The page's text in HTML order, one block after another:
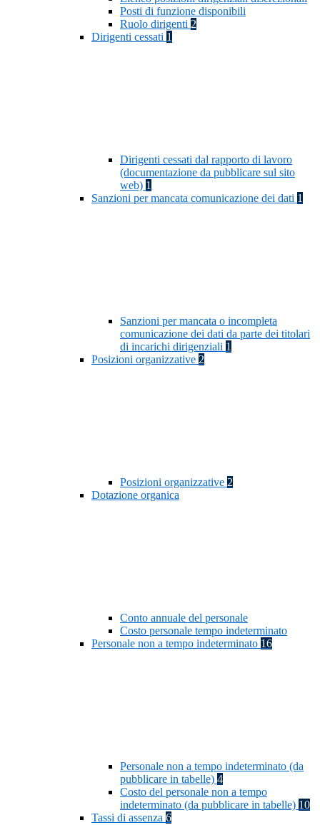
Posti di funzione disponibili
Ruolo dirigenti 2
Dirigenti cessati 1
Dirigenti cessati dal rapporto di lavoro
(documentazione da pubblicare sul sito
web) 1
Sanzioni per mancata comunicazione dei dati 1
Sanzioni per mancata o incompleta
comunicazione dei dati da parte dei titolari
di incarichi dirigenziali 1
Posizioni organizzative 2
Posizioni organizzative 2
Dotazione organica
Conto annuale del personale
Costo personale tempo indeterminato
Personale non a tempo indeterminato 16
Personale non a tempo indeterminato (da
pubblicare in tabelle) 4
Costo del personale non a tempo
indeterminato (da pubblicare in tabelle) 10
Tassi di assenza 6